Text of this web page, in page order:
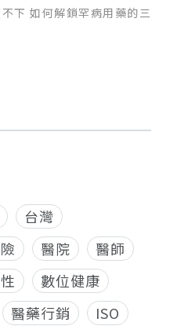
下 如何解鎖罕病用藥的三
台灣
醫院
醫師
數位健康
醫藥行銷
ISO